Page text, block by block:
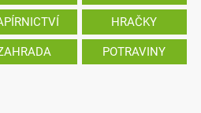
HRAČKY
POTRAVINY